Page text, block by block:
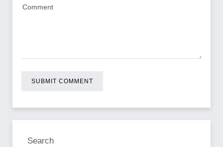
SUBMIT COMMENT
Search